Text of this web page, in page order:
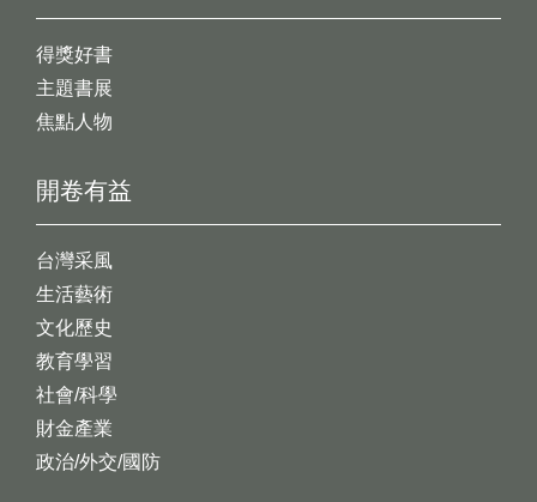
開卷有益
台灣采風
生活藝術
文化歷史
教育學習
社會/科學
財金產業
政治/外交/國防
得獎好書
主題書展
焦點人物